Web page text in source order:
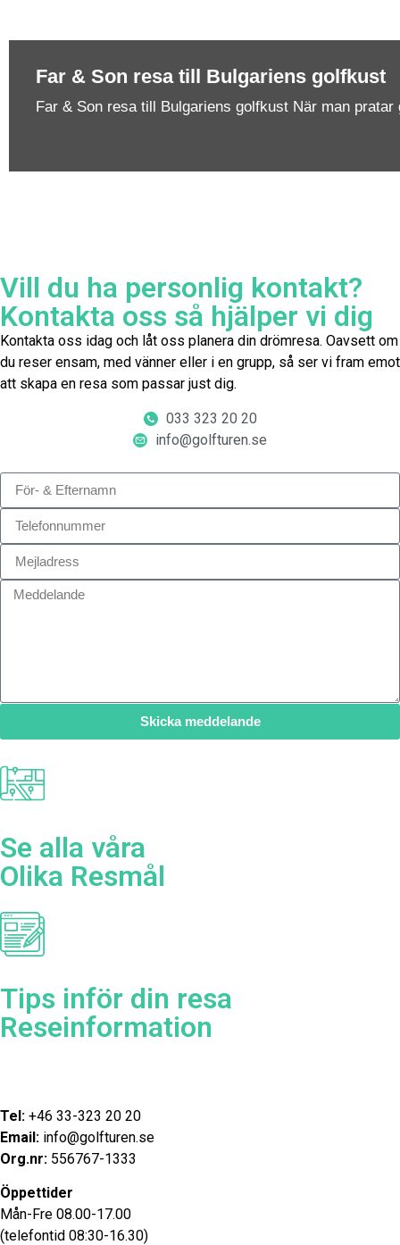
Far & Son resa till Bulgariens golfkust
Far & Son resa till Bulgariens golfkust När man
Vill du ha personlig kontakt?
Kontakta oss så hjälper vi dig
Kontakta oss idag och låt oss planera din drömresa. Oavsett om
du reser ensam, med vänner eller i en grupp, så ser vi fram emot
att skapa en resa som passar just dig.
033 323 20 20
info@golfturen.se
Skicka meddelande
Se alla våra
Olika Resmål
Tips inför din resa
Reseinformation
Tel: +46 33-323 20 20
Email: info@golfturen.se
Org.nr: 556767-1333
Öppettider
Mån-Fre 08.00-17.00
(telefontid 08:30-16.30)